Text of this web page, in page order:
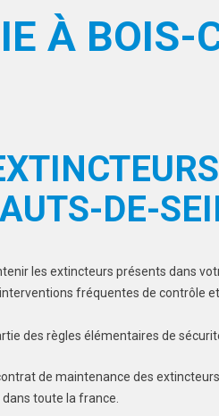
À BOIS-
DE-
les extincteurs présents dans
fréquentes de contrôle
des règles élémentaires de
de maintenance des
toute la france.